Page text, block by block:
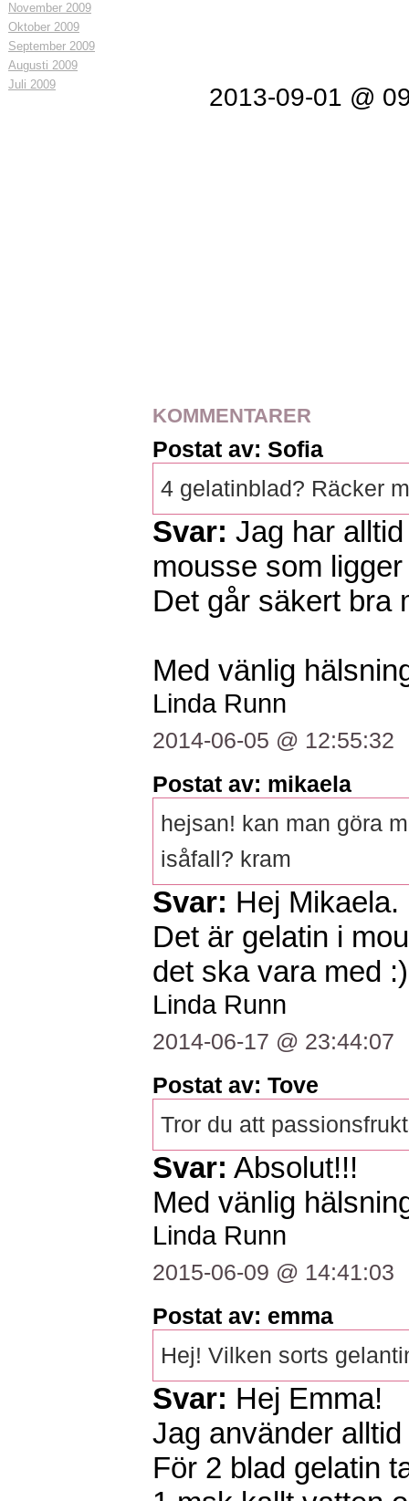
November 2009
Oktober 2009
September 2009
Augusti 2009
Juli 2009
2013-09-01 @
KOMMENTARER
Postat av: Sofia
4 gelatinblad? Räcker
Svar: Jag har
mousse som
Det går säkert bra
Med vänlig
Linda Runn
2014-06-05 @ 12:55:32
Postat av: mikaela
hejsan! kan man göra
isåfall? kram
Svar: Hej Mikaela.
Det är gelatin i
det ska vara med :)
Linda Runn
2014-06-17 @ 23:44:07
Postat av: Tove
Tror du att
Svar: Absolut!!!
Med vänlig
Linda Runn
2015-06-09 @ 14:41:03
Postat av: emma
Hej! Vilken sorts
Svar: Hej Emma!
Jag använder
För 2 blad gelatin